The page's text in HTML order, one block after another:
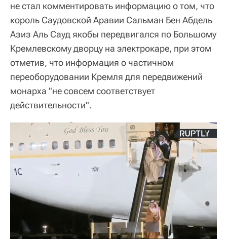
не стал комментировать информацию о том, что
король Саудовской Аравии Сальман Бен Абдель
Азиз Аль Сауд якобы передвигался по Большому
Кремлевскому дворцу на электрокаре, при этом
отметив, что информация о частичном
переоборудовании Кремля для передвижений
монарха "не совсем соответствует
действительности".